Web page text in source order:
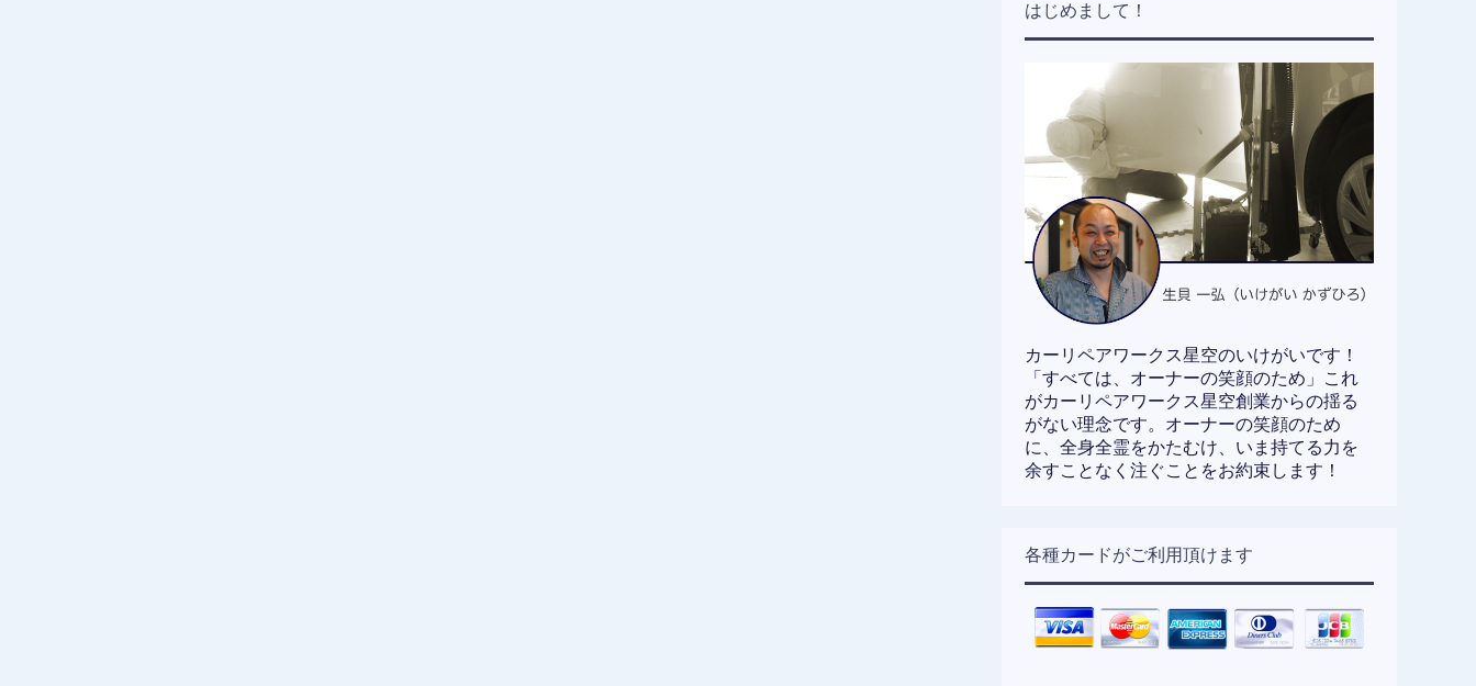
はじめまして！
カーリペアワークス星空のいけがいです！
「すべては、オーナーの笑顔のため」これ
がカーリペアワークス星空創業からの揺る
がない理念です。オーナーの笑顔のため
に、全身全霊をかたむけ、いま持てる力を
余すことなく注ぐことをお約束します！
各種カードがご利用頂けます